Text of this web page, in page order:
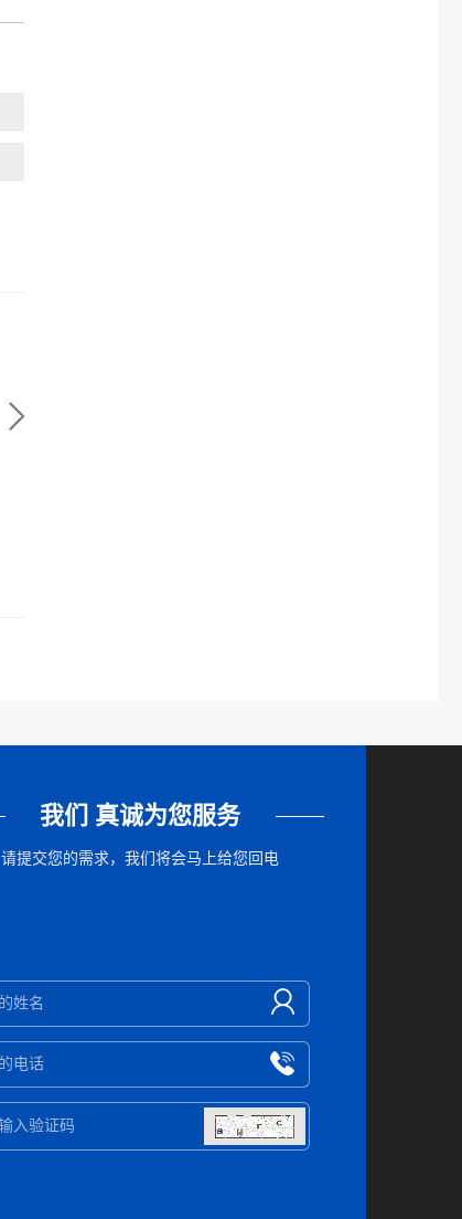
我们 真诚为您服务
请提交您的需求，我们将会马上给您回电